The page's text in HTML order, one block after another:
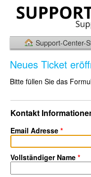
Support-Center-
Neues Ticket
Bitte füllen Sie das
Kontakt
Email Adresse *
Vollständiger Name *